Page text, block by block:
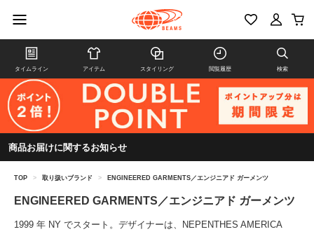
タイムライン アイテム スタイリング 閲覧履歴 検索
商品お届けに関するお知らせ
TOP > 取り扱いブランド > ENGINEERED GARMENTS／エンジニアド ガーメンツ
ENGINEERED GARMENTS／エンジニアド ガーメンツ
1999 年 NY でスタート。デザイナーは、NEPENTHES AMERICA